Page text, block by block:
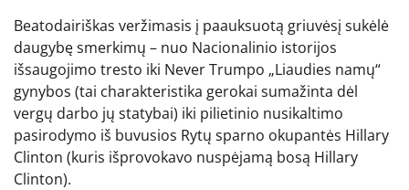
Beatodairiškas veržimasis į paauksuotą griuvėsį sukėlė
daugybę smerkimų – nuo ​​Nacionalinio istorijos
išsaugojimo tresto iki Never Trumpo „Liaudies namų“
gynybos (tai charakteristika gerokai sumažinta dėl
vergų darbo jų statybai) iki pilietinio nusikaltimo
pasirodymo iš buvusios Rytų sparno okupantės Hillary
Clinton (kuris išprovokavo nuspėjamą bosą Hillary
Clinton).